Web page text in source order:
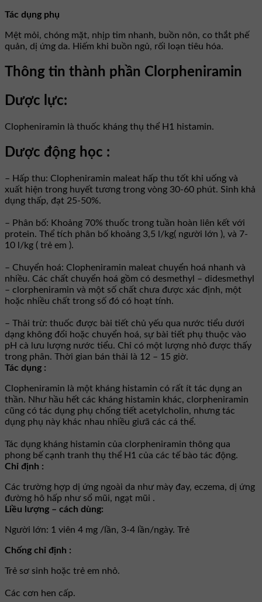
Tác dụng phụ
Mệt mỏi, chóng mặt, nhịp tim nhanh, buồn nôn, co thắt phế
quản, dị ứng da. Hiếm khi buồn ngủ, rối loạn tiêu hóa.
Thông tin thành phần Clorpheniramin
Dược lực:
Clopheniramin là thuốc kháng thụ thể H1 histamin.
Dược động học :
– Hấp thu: Clopheniramin maleat hấp thu tốt khi uống và
xuất hiện trong huyết tương trong vòng 30-60 phút. Sinh khả
dụng thấp, đạt 25-50%.
– Phân bố: Khoảng 70% thuốc trong tuần hoàn liên kết với
protein. Thể tích phân bố khoảng 3,5 l/kg( người lớn ), và 7-
10 l/kg ( trẻ em ).
– Chuyển hoá: Clopheniramin maleat chuyển hoá nhanh và
nhiều. Các chất chuyển hoá gồm có desmethyl – didesmethyl
– clorpheniramin và một số chất chưa được xác định, một
hoặc nhiều chất trong số đó có hoạt tính.
– Thải trừ: thuốc được bài tiết chủ yếu qua nước tiểu dưới
dạng không đổi hoặc chuyển hoá, sự bài tiết phụ thuộc vào
pH cà lưu lượng nước tiểu. Chỉ có một lượng nhỏ được thấy
trong phân. Thời gian bán thải là 12 – 15 giờ.
Tác dụng :
Clopheniramin là một kháng histamin có rất ít tác dụng an
thần. Như hầu hết các kháng histamin khác, clorpheniramin
cũng có tác dụng phụ chống tiết acetylcholin, nhưng tác
dụng phụ này khác nhau nhiều giưã các cá thể.
Tác dụng kháng histamin của clorpheniramin thông qua
phong bế cạnh tranh thụ thể H1 của các tế bào tác động.
Chỉ định :
Các trường hợp dị ứng ngoài da như mày đay, eczema, dị ứng
đường hô hấp như sổ mũi, ngạt mũi .
Liều lượng – cách dùng:
Người lớn: 1 viên 4 mg /lần, 3-4 lần/ngày. Trẻ
Chống chỉ định :
Trẻ sơ sinh hoặc trẻ em nhỏ.
Các cơn hen cấp.